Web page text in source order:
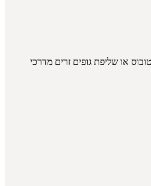
או שליפת גופים זרים מדרכי